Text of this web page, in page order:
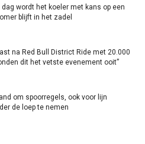
wordt het koeler met kans op een
blijft in het zadel
na Red Bull District Ride met 20.000
dit het vetste evenement ooit”
om spoorregels, ook voor lijn
de loep te nemen